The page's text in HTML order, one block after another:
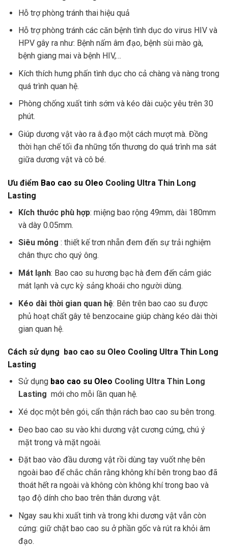
Hỗ trợ phòng tránh thai hiệu quả
Hỗ trợ phòng tránh các căn bệnh tình dục do virus HIV và
HPV gây ra như: Bệnh nấm âm đạo, bệnh sùi mào gà,
bệnh giang mai và bệnh HIV,…
Kích thích hưng phấn tình dục cho cả chàng và nàng trong
quá trình quan hệ.
Phòng chống xuất tinh sớm và kéo dài cuộc yêu trên 30
phút.
Giúp dương vật vào ra â.đạo một cách mượt mà. Đồng
thời hạn chế tối đa những tổn thương do quá trình ma sát
giữa dương vật và cô bé.
Ưu điểm Bao cao su Oleo Cooling Ultra Thin Long
Lasting
Kích thước phù hợp: miệng bao rộng 49mm, dài 180mm
và dày 0.05mm.
Siêu mỏng : thiết kế trơn nhẵn đem đến sự trải nghiệm
chân thực cho quý ông.
Mát lạnh: Bao cao su hương bạc hà đem đến cảm giác
mát lạnh và cực kỳ sảng khoái cho người dùng.
Kéo dài thời gian quan hệ: Bên trên bao cao su được
phủ hoạt chất gây tê benzocaine giúp chàng kéo dài thời
gian quan hệ.
Cách sử dụng bao cao su Oleo Cooling Ultra Thin Long
Lasting
Sử dụng bao cao su Oleo Cooling Ultra Thin Long
Lasting mới cho mỗi lần quan hệ.
Xé dọc một bên gói, cẩn thận rách bao cao su bên trong.
Đeo bao cao su vào khi dương vật cương cứng, chú ý
mặt trong và mặt ngoài.
Đặt bao vào đầu dương vật rồi dùng tay vuốt nhẹ bên
ngoài bao để chắc chắn rằng không khí bên trong bao đã
thoát hết ra ngoài và không còn không khí trong bao và
tạo độ dính cho bao trên thân dương vật.
Ngay sau khi xuất tinh và trong khi dương vật vẫn còn
cứng: giữ chặt bao cao su ở phần gốc và rút ra khỏi âm
đạo.